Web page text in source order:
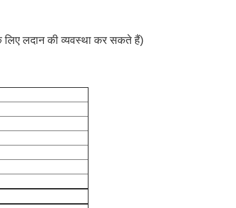
लिए लदान की व्यवस्था कर सकते हैं)